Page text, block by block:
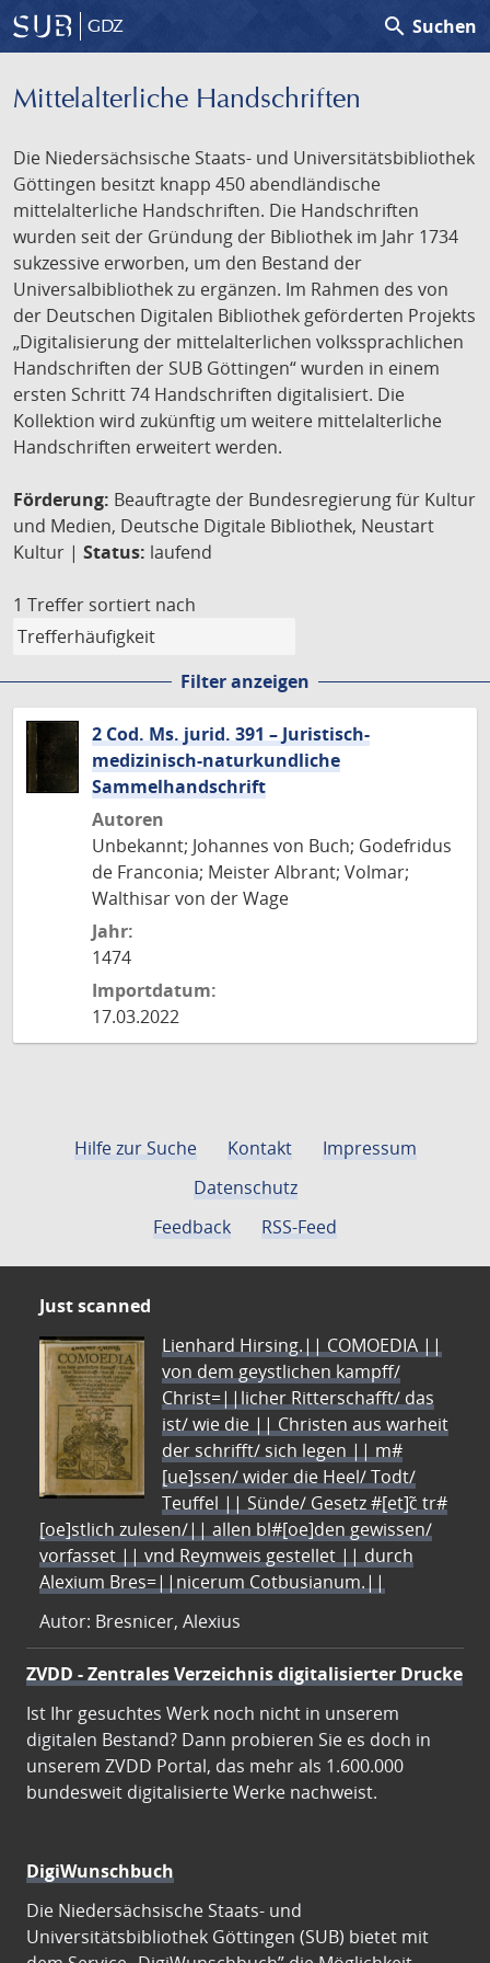
GDZ search Suchen
Mittelalterliche Handschriften
Die Niedersächsische Staats- und Universitätsbibliothek
Göttingen besitzt knapp 450 abendländische
mittelalterliche Handschriften. Die Handschriften
wurden seit der Gründung der Bibliothek im Jahr 1734
sukzessive erworben, um den Bestand der
Universalbibliothek zu ergänzen. Im Rahmen des von
der Deutschen Digitalen Bibliothek geförderten Projekts
„Digitalisierung der mittelalterlichen volkssprachlichen
Handschriften der SUB Göttingen“ wurden in einem
ersten Schritt 74 Handschriften digitalisiert. Die
Kollektion wird zukünftig um weitere mittelalterliche
Handschriften erweitert werden.
Förderung: Beauftragte der Bundesregierung für Kultur
und Medien, Deutsche Digitale Bibliothek, Neustart
Kultur | Status: laufend
1 Treffer sortiert nach
Filter anzeigen
2 Cod. Ms. jurid. 391 – Juristisch-
medizinisch-naturkundliche
Sammelhandschrift
Autoren
Unbekannt; Johannes von Buch; Godefridus
de Franconia; Meister Albrant; Volmar;
Walthisar von der Wage
Jahr:
1474
Importdatum:
17.03.2022
Hilfe zur Suche Kontakt
Impressum
Datenschutz
Feedback
RSS-Feed
Just scanned
Lienhard Hirsing.|| COMOEDIA ||
von dem geystlichen kampff/
Christ=||licher Ritterschafft/ das
ist/ wie die || Christen aus warheit
der schrifft/ sich legen || m#
[ue]ssen/ wider die Heel/ Todt/
Teuffel || Sünde/ Gesetz #[et]c̃ tr#
[oe]stlich zulesen/|| allen bl#[oe]den gewissen/
vorfasset || vnd Reymweis gestellet || durch
Alexium Bres=||nicerum Cotbusianum.||
Autor: Bresnicer, Alexius
ZVDD - Zentrales Verzeichnis digitalisierter Drucke
Ist Ihr gesuchtes Werk noch nicht in unserem
digitalen Bestand? Dann probieren Sie es doch in
unserem ZVDD Portal, das mehr als 1.600.000
bundesweit digitalisierte Werke nachweist.
DigiWunschbuch
Die Niedersächsische Staats- und
Universitätsbibliothek Göttingen (SUB) bietet mit